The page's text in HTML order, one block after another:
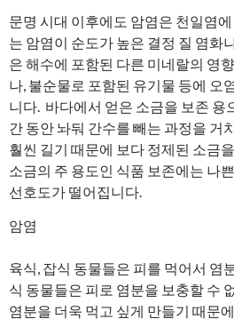
문명 시대 이후에도 암염은 천일염
는 암염이 순도가 높은 결정 질 염화
은 해수에 포함된 다른 미네랄의 영
나, 불순물로 포함된 유기물 등에 오
니다. 바다에서 얻은 소금을 보존 용
간 동안 놔둬 간수를 빼는 과정을 거
훨씬 길기 때문에 보다 정제된 소금
소금의 주 용도인 식품 보존에는 나
선호도가 떨어집니다.
암염
육식, 잡식 동물들은 피를 먹어서 염
식 동물들은 피로 염분을 보충할 수
염분을 더욱 먹고 싶게 만들기 때문